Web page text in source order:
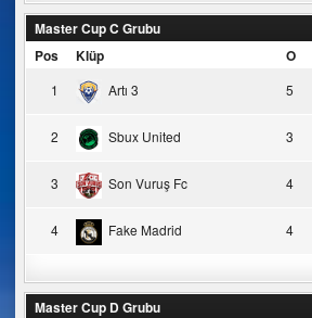
Master Cup C Grubu
Pos
Klüp O
1 Artı 3 5
2 Sbux United 3
3 Son Vuruş Fc 4
4 Fake Madrid 4
Master Cup D Grubu